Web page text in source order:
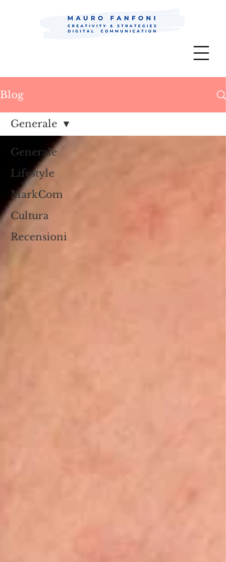
Mauro Fanfoni MarkCom; Editor;
Blog
Generale
Lifestyle
MarkCom
Cultura
Recensioni
Generale